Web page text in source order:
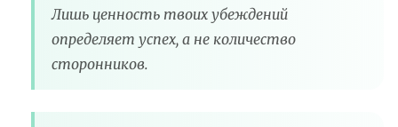
Лишь ценность твоих убеждений
определяет успех, а не количество
сторонников.